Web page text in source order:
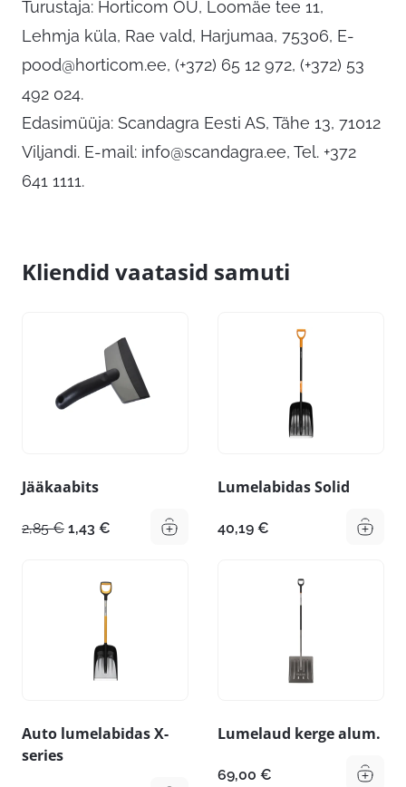
Turustaja: Horticom OÜ, Loomäe tee 11,
Lehmja küla, Rae vald, Harjumaa, 75306, E-
pood@horticom.ee, (+372) 65 12 972, (+372) 53
492 024.
Edasimüüja: Scandagra Eesti AS, Tähe 13, 71012
Viljandi. E-mail: info@scandagra.ee, Tel. +372
641 1111.
Kliendid vaatasid samuti
Jääkaabits
2,85€ Algne
2,85 €.
1,43 € Praegune
1,43 €.
Lumelabidas Solid
40,19 €
Auto lumelabidas X-
series
Lumelaud kerge alum.
69,00 €